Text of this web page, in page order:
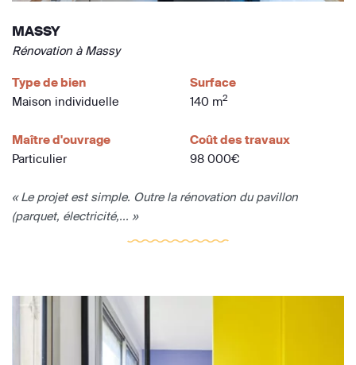
MASSY
Rénovation à Massy
Type de bien
Maison individuelle
Surface
140 m2
Maître d'ouvrage
Particulier
Coût des travaux
98 000€
« Le projet est simple. Outre la rénovation du pavillon
(parquet, électricité,... »